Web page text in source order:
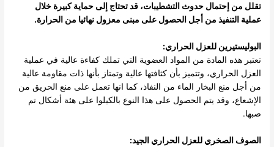
تقلل من إحتمال حدوث التشطيبات، قد تحتاج إلى حماية كبيرة خلال
عملية التنفيذ من أجل الحصول على مبنى معزول نهائيا من الحرارة.
البوليستيرين للعزل الحراري:
تعتبر هذه المادة من المواد العضوية التي تملك كفاءة عالية في عملية
العزل الحراري، وتتميز بأن كثافتها عالية وتمتاز بأنها ذات مقاومة عالية
من أجل منع البخار الماء من النفاذ، كما انها تعمل على منع الحريق من
الإشعاع، وقد يتم الحصول على هذا النوع بالكيلوا على هئة أشكال تم
صبها.
الصوف الصخري للعزل الحراري الجيد: